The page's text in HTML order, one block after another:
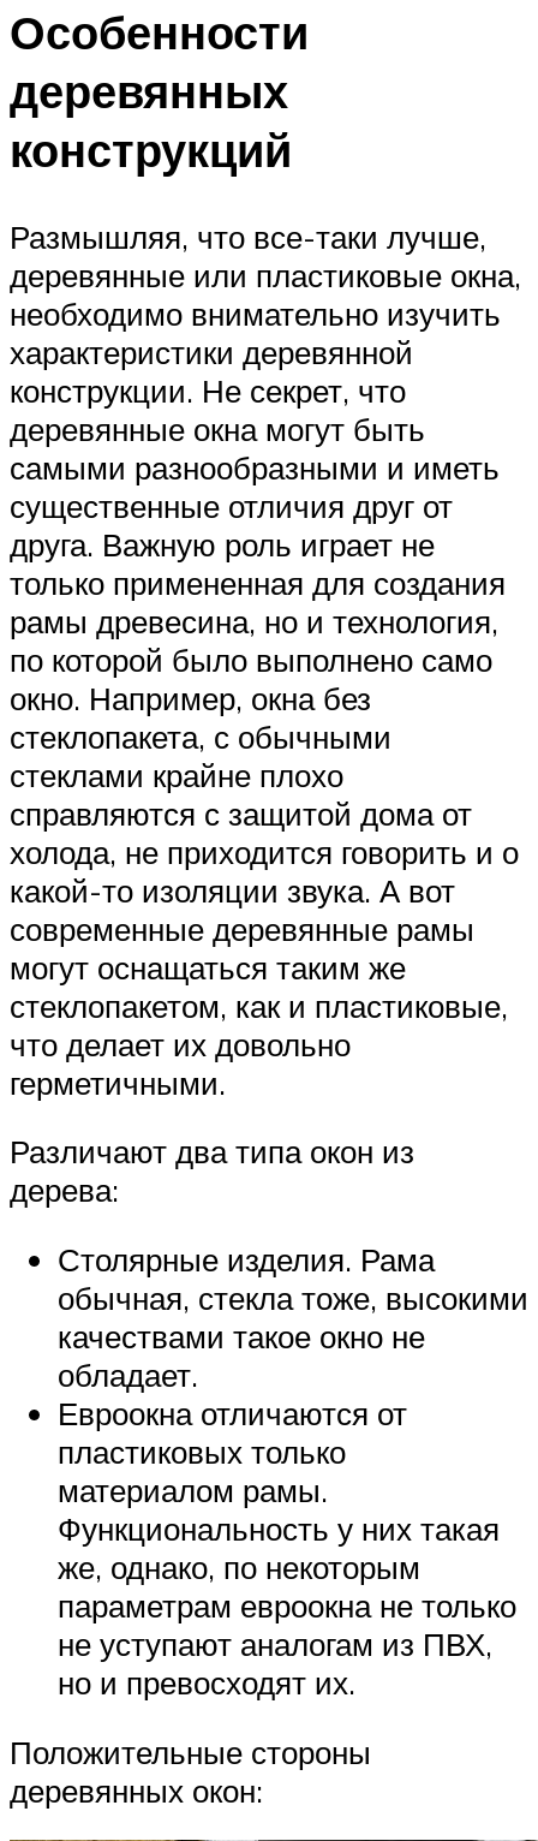
Особенности
деревянных
конструкций
Размышляя, что все-таки лучше,
деревянные или пластиковые окна,
необходимо внимательно изучить
характеристики деревянной
конструкции. Не секрет, что
деревянные окна могут быть
самыми разнообразными и иметь
существенные отличия друг от
друга. Важную роль играет не
только примененная для создания
рамы древесина, но и технология,
по которой было выполнено само
окно. Например, окна без
стеклопакета, с обычными
стеклами крайне плохо
справляются с защитой дома от
холода, не приходится говорить и о
какой-то изоляции звука. А вот
современные деревянные рамы
могут оснащаться таким же
стеклопакетом, как и пластиковые,
что делает их довольно
герметичными.
Различают два типа окон из
дерева:
Столярные изделия. Рама
обычная, стекла тоже, высокими
качествами такое окно не
обладает.
Евроокна отличаются от
пластиковых только
материалом рамы.
Функциональность у них такая
же, однако, по некоторым
параметрам евроокна не только
не уступают аналогам из ПВХ,
но и превосходят их.
Положительные стороны
деревянных окон: